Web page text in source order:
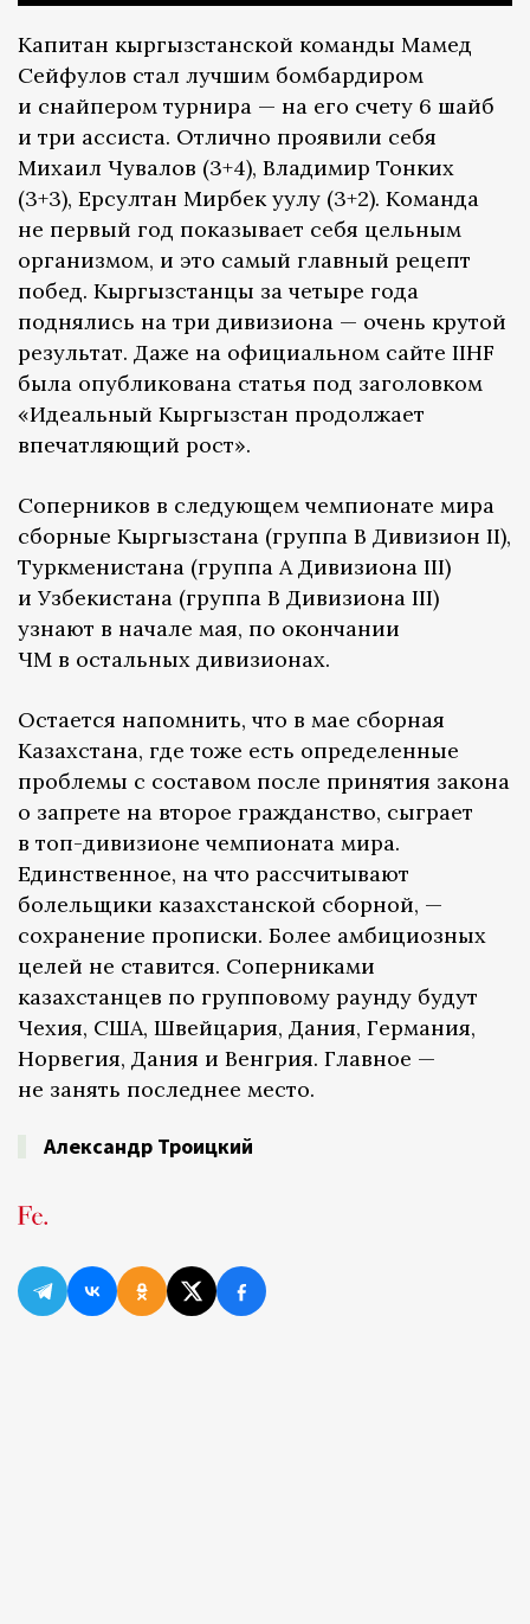
Капитан кыргызстанской команды Мамед
Сейфулов стал лучшим бомбардиром
и снайпером турнира — на его счету 6 шайб
и три ассиста. Отлично проявили себя
Михаил Чувалов (3+4), Владимир Тонких
(3+3), Ерсултан Мирбек уулу (3+2). Команда
не первый год показывает себя цельным
организмом, и это самый главный рецепт
побед. Кыргызстанцы за четыре года
поднялись на три дивизиона — очень крутой
результат. Даже на официальном сайте IIHF
была опубликована статья под заголовком
«Идеальный Кыргызстан продолжает
впечатляющий рост».
Соперников в следующем чемпионате мира
сборные Кыргызстана (группа B Дивизион II),
Туркменистана (группа А Дивизиона III)
и Узбекистана (группа B Дивизиона III)
узнают в начале мая, по окончании
ЧМ в остальных дивизионах.
Остается напомнить, что в мае сборная
Казахстана, где тоже есть определенные
проблемы с составом после принятия закона
о запрете на второе гражданство, сыграет
в топ-дивизионе чемпионата мира.
Единственное, на что рассчитывают
болельщики казахстанской сборной, —
сохранение прописки. Более амбициозных
целей не ставится. Соперниками
казахстанцев по групповому раунду будут
Чехия, США, Швейцария, Дания, Германия,
Норвегия, Дания и Венгрия. Главное —
не занять последнее место.
Александр Троицкий